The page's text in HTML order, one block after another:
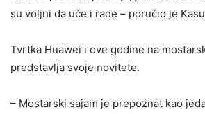
su voljni da uče i rade – poručio je
Tvrtka Huawei i ove godine na
predstavlja svoje novitete.
– Mostarski sajam je prepoznat kao